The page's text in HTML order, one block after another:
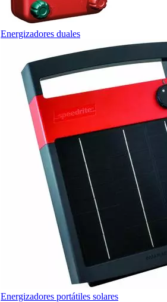
Energizadores duales
Energizadores portátiles solares